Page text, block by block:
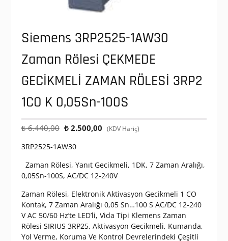
Siemens 3RP2525-1AW30
Zaman Rölesi ÇEKMEDE
GECİKMELİ ZAMAN RÖLESİ 3RP2
1CO K 0,05Sn-100S
₺6.440,00 Orijinal
₺ 6.440,00.
₺2.500,00 Şu
₺ 2.500,00.
(KDV Hariç)
3RP2525-1AW30
Zaman Rölesi, Yanıt Gecikmeli, 1DK, 7 Zaman Aralığı,
0,05Sn-100S, AC/DC 12-240V
Zaman Rölesi, Elektronik Aktivasyon Gecikmeli 1 CO
Kontak, 7 Zaman Aralığı 0,05 Sn…100 S AC/DC 12-240
V AC 50/60 Hz’te LED’li, Vida Tipi Klemens Zaman
Rölesi SIRIUS 3RP25, Aktivasyon Gecikmeli, Kumanda,
Yol Verme, Koruma Ve Kontrol Devrelerindeki Çeşitli